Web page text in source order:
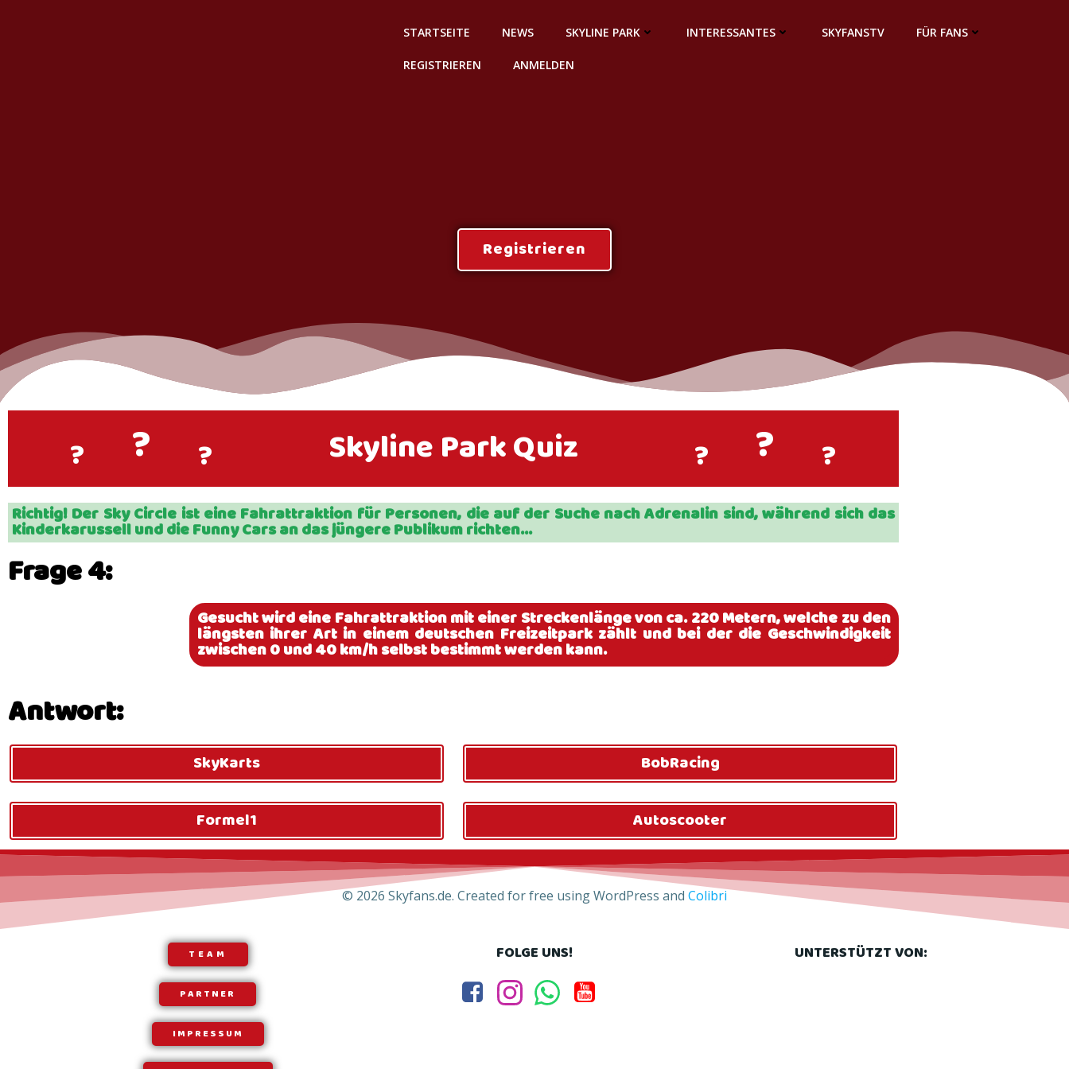
STARTSEITE NEWS SKYLINE PARK INTERESSANTES SKYFANSTV FÜR FANS
REGISTRIEREN ANMELDEN
Registrieren
? ? ? Skyline Park Quiz ? ? ?
Richtig! Der Sky Circle ist eine Fahrattraktion für Personen, die auf der Suche nach Adrenalin sind, während sich das
Kinderkarussell und die Funny Cars an das jüngere Publikum richten...
Frage 4:
Gesucht wird eine Fahrattraktion mit einer Streckenlänge von ca. 220 Metern, welche zu den
längsten ihrer Art in einem deutschen Freizeitpark zählt und bei der die Geschwindigkeit
zwischen 0 und 40 km/h selbst bestimmt werden kann.
Antwort:
SkyKarts
Formel1
BobRacing
Autoscooter
© 2026 Skyfans.de. Created for free using WordPress and Colibri
TEAM
PARTNER
IMPRESSUM
FOLGE UNS! UNTERSTÜTZT VON: